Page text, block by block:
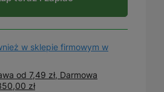
w sklepie firmowym w
od 7,49 zł, Darmowa
zł